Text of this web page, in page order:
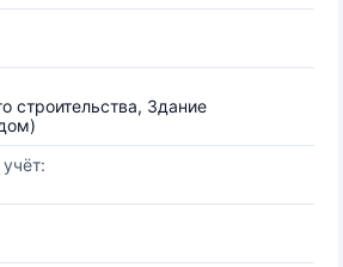
строительства, Здание